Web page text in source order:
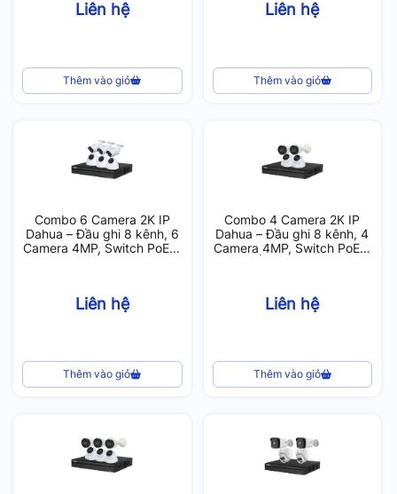
Liên hệ
Thêm vào giỏ
Liên hệ
Thêm vào giỏ
Combo 6 Camera 2K IP
Dahua – Đầu ghi 8 kênh, 6
Camera 4MP, Switch PoE 8
Liên hệ
Thêm vào giỏ
Combo 4 Camera 2K IP
Dahua – Đầu ghi 8 kênh, 4
Camera 4MP, Switch PoE 8
Liên hệ
Thêm vào giỏ